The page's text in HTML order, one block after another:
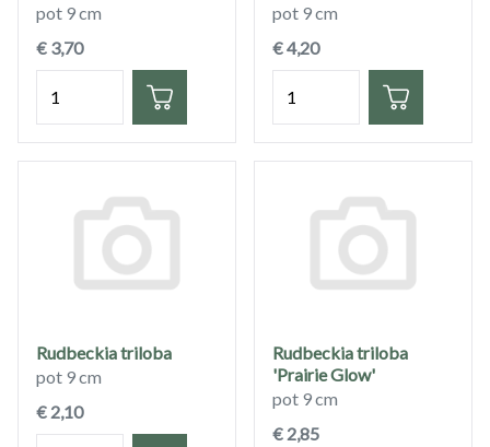
pot 9 cm
€ 3,70
pot 9 cm
€ 4,20
Rudbeckia triloba
pot 9 cm
€ 2,10
Rudbeckia triloba
'Prairie Glow'
pot 9 cm
€ 2,85